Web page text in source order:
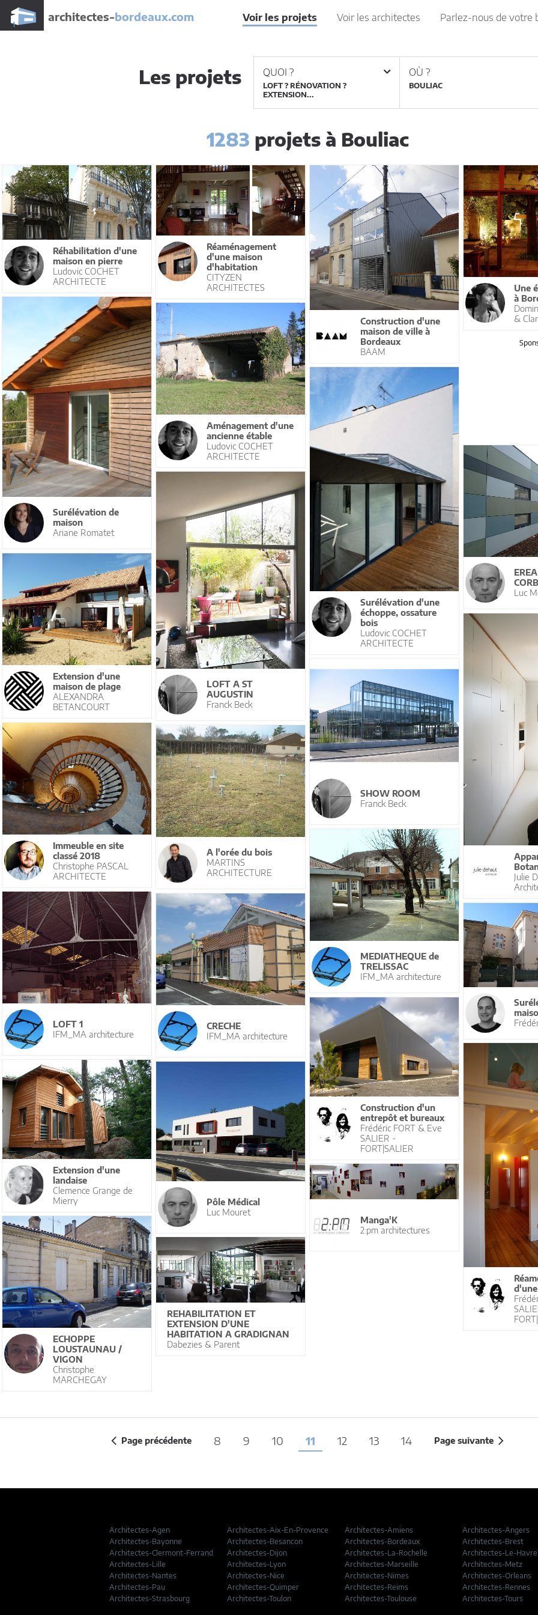
architectes-bordeaux.com Voir les projets Voir les architectes Parlez-nous de votre
Les projets QUOI ?
LOFT ? RÉNOVATION ?
EXTENSION...
OÙ ?
1283 projets à Bouliac
Réhabilitation d'une
maison en pierre
Ludovic COCHET
ARCHITECTE
Réaménagement
d'une maison
d'habitation
CITYZEN
ARCHITECTES
Construction d'une
maison de ville à
Bordeaux
BAAM
Une
à
&
Surélévation de
maison
Ariane Romatet
Aménagement d'une
ancienne étable
Ludovic COCHET
ARCHITECTE
Surélévation d'une
échoppe, ossature
bois
Ludovic COCHET
ARCHITECTE
Luc
LOFT A ST
AUGUSTIN
Franck Beck
Extension d'une
maison de plage
ALEXANDRA
BETANCOURT
Julie
SHOW ROOM
Franck Beck
Immeuble en site
classé 2018
Christophe PASCAL
ARCHITECTE
A l'orée du bois
MARTINS
ARCHITECTURE
MEDIATHEQUE de
TRELISSAC
IFM_MA architecture
LOFT 1
IFM_MA architecture
CRECHE
IFM_MA architecture
Construction d'un
entrepôt et bureaux
Frédéric FORT & Eve
SALIER -
FORT|SALIER
Extension d'une
landaise
Clemence Grange de
Mierry
Pôle Médical
Luc Mouret
Manga'K
2:pm architectures
ECHOPPE
LOUSTAUNAU /
VIGON
Christophe
MARCHEGAY
REHABILITATION ET
EXTENSION D'UNE
HABITATION A GRADIGNAN
Dabezies & Parent
Page précédente 8 9 10 11 12 13 14 Page suivante
Architectes-Agen Architectes-Aix-En-Provence Architectes-Amiens Architectes-Angers
Architectes-Bayonne
Architectes-Besancon Architectes-Bordeaux Architectes-Brest
Architectes-Clermont-Ferrand
Architectes-Dijon Architectes-La-Rochelle Architectes-Le-Havre
Architectes-Lille
Architectes-Lyon Architectes-Marseille Architectes-Metz
Architectes-Nantes
Architectes-Nice Architectes-Nimes Architectes-Orleans
Architectes-Pau
Architectes-Quimper Architectes-Reims Architectes-Rennes
Architectes-Strasbourg
Architectes-Toulon Architectes-Toulouse Architectes-Tours